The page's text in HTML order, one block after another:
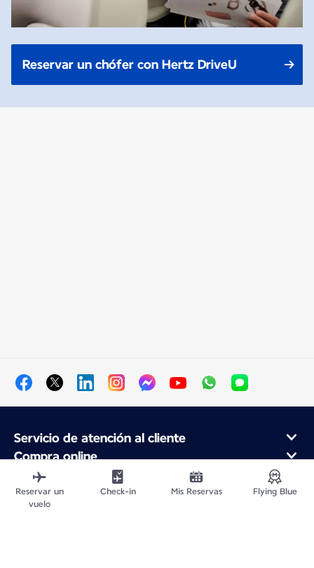
Reservar un chófer con Hertz DriveU
Servicio de atención al cliente
Compra online
Programa de fidelidad y socios
Acerca de Air France
Aplicación móvil Air France
Reservar un
vuelo
Check-in Mis Reservas Flying Blue